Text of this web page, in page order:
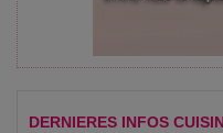
DERNIERES INFOS